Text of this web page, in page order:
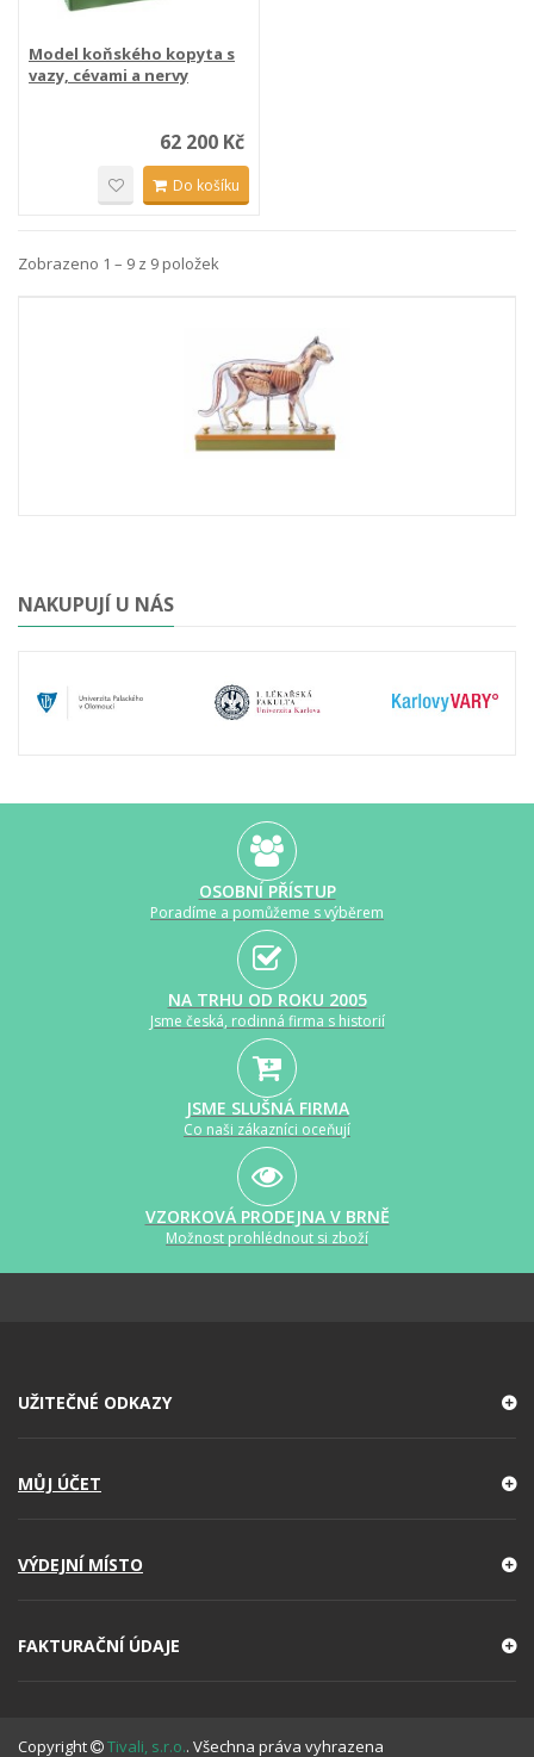
Model koňského kopyta s
vazy, cévami a nervy
62 200 Kč
Do košíku
Zobrazeno 1 – 9 z 9 položek
NAKUPUJÍ U NÁS
OSOBNÍ PŘÍSTUP
Poradíme a pomůžeme s výběrem
NA TRHU OD ROKU 2005
Jsme česká, rodinná firma s historií
JSME SLUŠNÁ FIRMA
Co naši zákazníci oceňují
VZORKOVÁ PRODEJNA V BRNĚ
Možnost prohlédnout si zboží
UŽITEČNÉ ODKAZY
MŮJ ÚČET
VÝDEJNÍ MÍSTO
FAKTURAČNÍ ÚDAJE
Copyright Tivali, s.r.o.. Všechna práva vyhrazena